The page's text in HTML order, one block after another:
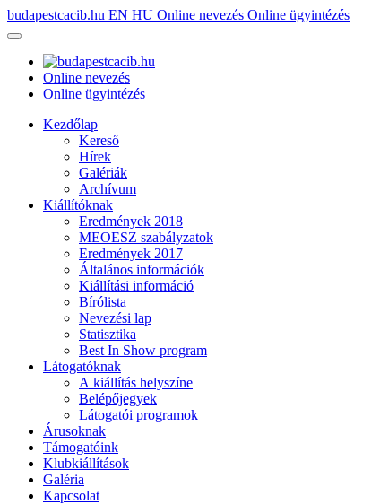
budapestcacib.hu EN HU Online nevezés Online ügyintézés
Online nevezés
Online ügyintézés
Kezdőlap
Kereső
Hírek
Galériák
Archívum
Kiállítóknak
Eredmények 2018
MEOESZ szabályzatok
Eredmények 2017
Általános információk
Kiállítási információ
Bírólista
Nevezési lap
Statisztika
Best In Show program
Látogatóknak
A kiállítás helyszíne
Belépőjegyek
Látogatói programok
Árusoknak
Támogatóink
Klubkiállítások
Galéria
Kapcsolat